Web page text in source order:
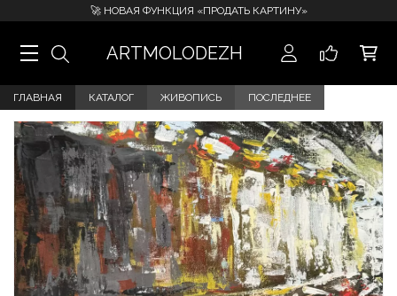
🚀 НОВАЯ ФУНКЦИЯ «ПРОДАТЬ КАРТИНУ»
ARTMOLODEZH
ГЛАВНАЯ КАТАЛОГ ЖИВОПИСЬ ПОСЛЕДНЕЕ